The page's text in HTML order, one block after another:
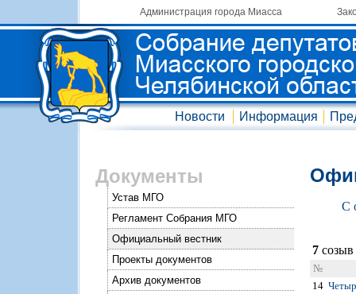
Администрация города Миасса
Новости Информация
Документы
Устав МГО
Регламент Собрания МГО
Официальный вестник
Проекты документов
Архив документов
С
7
№
14